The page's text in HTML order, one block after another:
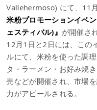
Vallehermoso) にて、11
米粉プロモーションイベ
ェスティバル)』 が開催さ
12月1日と2日には、この
ルにて、米粉を使った調
タ・ラーメン・お好み焼
売などが開催され、市場
力がアピールされる。